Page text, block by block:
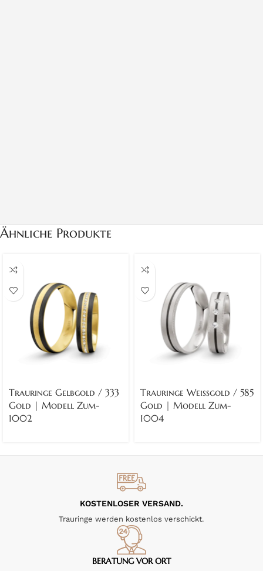
Ähnliche Produkte
Trauringe Gelbgold / 333
Gold | Modell Zum-
1002
Trauringe Weissgold / 585
Gold | Modell Zum-
1004
KOSTENLOSER VERSAND.
Trauringe werden kostenlos verschickt.
BERATUNG VOR ORT